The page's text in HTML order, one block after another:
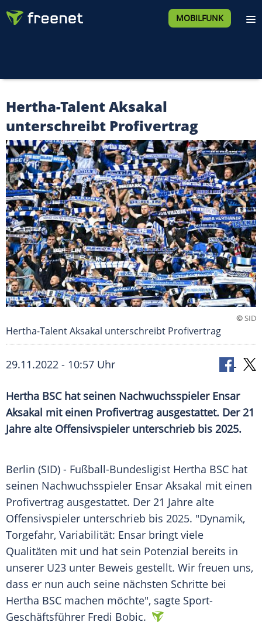
MOBILFUNK
Hertha-Talent Aksakal
unterschreibt Profivertrag
©SID
Hertha-Talent Aksakal unterschreibt Profivertrag
29.11.2022 - 10:57 Uhr
Hertha BSC hat seinen Nachwuchsspieler Ensar
Aksakal mit einen Profivertrag ausgestattet. Der 21
Jahre alte Offensivspieler unterschrieb bis 2025.
Berlin (SID) - Fußball-Bundesligist Hertha BSC hat
seinen Nachwuchsspieler Ensar Aksakal mit einen
Profivertrag ausgestattet. Der 21 Jahre alte
Offensivspieler unterschrieb bis 2025. "Dynamik,
Torgefahr, Variabilität: Ensar bringt viele
Qualitäten mit und hat sein Potenzial bereits in
unserer U23 unter Beweis gestellt. Wir freuen uns,
dass er nun auch seine nächsten Schritte bei
Hertha BSC machen möchte", sagte Sport-
Geschäftsführer Fredi Bobic.